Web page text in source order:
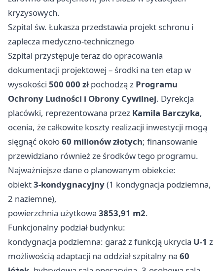
kryzysowych.
Szpital św. Łukasza przedstawia projekt schronu i
zaplecza medyczno‑technicznego
Szpital przystępuje teraz do opracowania
dokumentacji projektowej – środki na ten etap w
wysokości 500 000 zł pochodzą z Programu
Ochrony Ludności i Obrony Cywilnej. Dyrekcja
placówki, reprezentowana przez Kamila Barczyka,
ocenia, że całkowite koszty realizacji inwestycji mogą
sięgnąć około60 milionów złotych; finansowanie
przewidziano również ze środków tego programu.
Najważniejsze dane o planowanym obiekcie:
obiekt3-kondygnacyjny(1 kondygnacja podziemna,
2 naziemne),
powierzchnia użytkowa 3853,91 m2.
Funkcjonalny podział budynku:
kondygnacja podziemna: garaż z funkcją ukrycia U-1 z
możliwością adaptacji na oddział szpitalny na 60